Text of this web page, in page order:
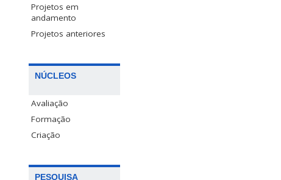
Projetos em
andamento
Projetos anteriores
NÚCLEOS
Avaliação
Formação
Criação
PESQUISA